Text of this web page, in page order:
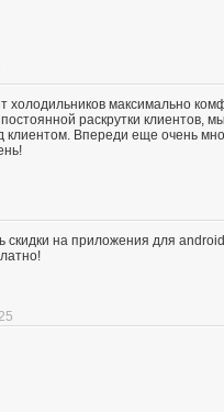
холодильников максимально
раскрутки клиентов,
клиентом. Впереди еще очень
скидки на приложения для